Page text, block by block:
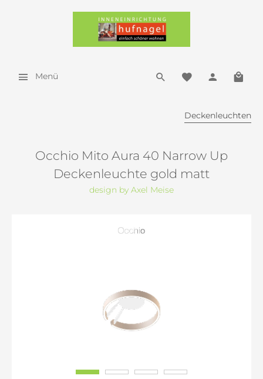
Menü
Deckenleuchten
Occhio Mito Aura 40 Narrow Up
Deckenleuchte gold matt
design by Axel Meise